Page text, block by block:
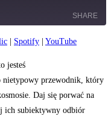
SHARE
Spotify YouTube
jesteś
nietypowy przewodnik, który
Daj się porwać na
ich subiektywny odbiór